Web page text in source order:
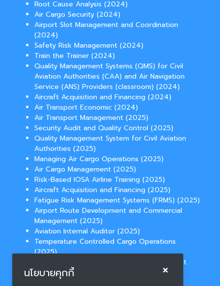
Root Cause Analysis (2024)
Air Cargo Security (2024)
Airport Slot Management and Coordination
(2024)
Safety Risk Management (2024)
Train the Trainer (2024)
Quality Management Systems (QMS) for Civil
Aviation Authorities (CAA) and Air Navigation
Service (ANS) Providers (classroom) (2024)
Aircraft Acquisition and Financing (2024)
Air Transport Economic (2024)
Air Transport Management (2025)
Security Audit and Quality Control (2025)
Quality Management System for Civil Aviation
Authorities (2025)
Managing Air Cargo Operations (2025)
Air Cargo Management (2025)
Risk-Based IOSA Airline Training (2025)
Aircraft Acquisition and Financing (2025)
Fatigue Risk Management Systems (FRMS) (2025)
Airport Route Development and Commercial
Management (2025)
Aviation Internal Auditor (2025)
Temperature Controlled Cargo Operations
(2025)
Aviation Law for Route Network Development
(2025)
นโยบายคุกกี้